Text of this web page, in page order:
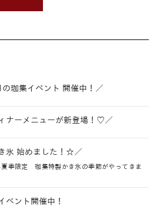
の珈集イベント 開催中！／
ナーメニューが新登場！♡／
氷 始めました！☆／
夏季限定 珈集特製かき氷の季節がやってきま
ベント開催中！